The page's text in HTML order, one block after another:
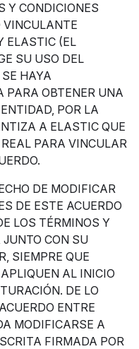
Y CONDICIONES
VINCULANTE
ELASTIC (EL
SU USO DEL
HAYA
PARA OBTENER UNA
POR LA
A ELASTIC QUE
PARA VINCULAR
DE MODIFICAR
DE ESTE ACUERDO
LOS TÉRMINOS Y
CON SU
SIEMPRE QUE
AL INICIO
DE LO
ENTRE
MODIFICARSE A
FIRMADA POR